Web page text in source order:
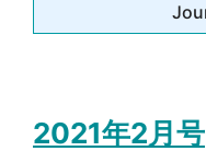
2021年2月号